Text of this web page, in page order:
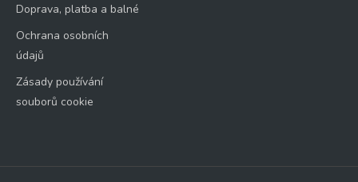
Doprava, platba a balné
Ochrana osobních
údajů
Zásady používání
souborů cookie